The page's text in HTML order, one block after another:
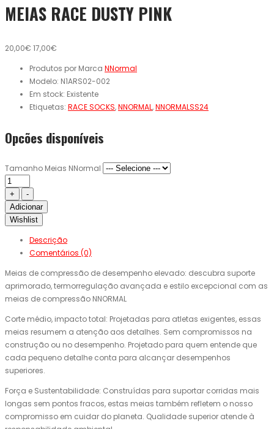
MEIAS RACE DUSTY PINK
20,00€ 17,00€
Produtos por Marca NNormal
Modelo: N1ARS02-002
Em stock: Existente
Etiquetas: RACE SOCKS,NNORMAL,NNORMALSS24
Opcões disponíveis
Tamanho Meias NNormal
Adicionar
Wishlist
Descrição
Comentários (0)
Meias de compressão de desempenho elevado: descubra suporte
aprimorado, termorregulação avançada e estilo excepcional com as
meias de compressão NNORMAL
Corte médio, impacto total: Projetadas para atletas exigentes, essas
meias resumem a atenção aos detalhes. Sem compromissos na
construção ou no desempenho. Projetado para quem entende que
cada pequeno detalhe conta para alcançar desempenhos
superiores.
Força e Sustentabilidade: Construídas para suportar corridas mais
longas sem pontos fracos, estas meias também refletem o nosso
compromisso em cuidar do planeta. Qualidade superior atende à